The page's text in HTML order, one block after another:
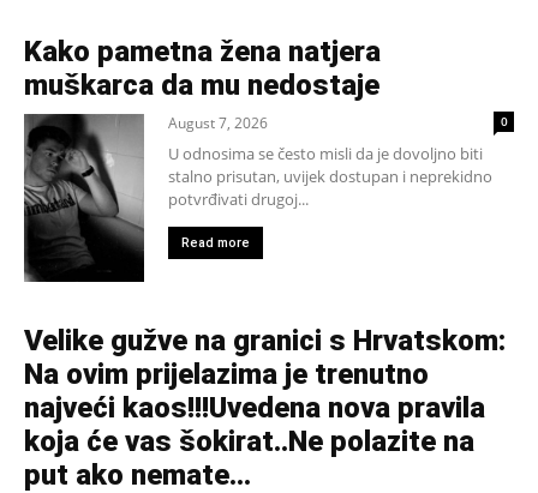
Kako pametna žena natjera
muškarca da mu nedostaje
August 7, 2026 0
U odnosima se često misli da je dovoljno biti
stalno prisutan, uvijek dostupan i neprekidno
potvrđivati drugoj...
Read more
Velike gužve na granici s Hrvatskom:
Na ovim prijelazima je trenutno
najveći kaos!!!Uvedena nova pravila
koja će vas šokirat..Ne polazite na
put ako nemate...